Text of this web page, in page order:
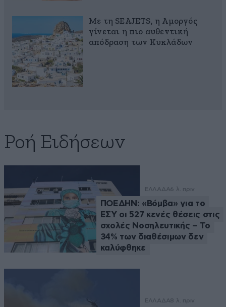
Με τη SEAJETS, η Αμοργός
γίνεται η πιο αυθεντική
απόδραση των Κυκλάδων
Ροή Ειδήσεων
ΕΛΛΑΔΑ6 λ. πριν
ΠΟΕΔΗΝ: «Βόμβα» για το
ΕΣΥ οι 527 κενές θέσεις στις
σχολές Νοσηλευτικής – Το
34% των διαθέσιμων δεν
καλύφθηκε
ΕΛΛΑΔΑ8 λ. πριν